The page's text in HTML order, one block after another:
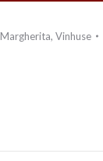
, Vinhuse